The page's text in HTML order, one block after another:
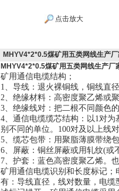
点击放大
MHYV4*2*0.5煤矿用五类网线生产
MHYV4*2*0.5煤矿用五类网线生产厂
矿用通信电缆结构；
1、导线：退火裸铜线，铜线直
2、绝缘材料：高密度聚乙烯或
3、绝缘线对：把二根不同颜色
4、通信电缆缆芯结构：以1对
别不同的单位。100对及以上线
5、缆芯包带：用聚脂薄膜带绕
6、屏蔽：铜丝屏蔽或用轧纹(或
7、护套：蓝色高密度聚乙烯。
矿用通信电缆识别和长度标记
有：导线直径，线对数量，电